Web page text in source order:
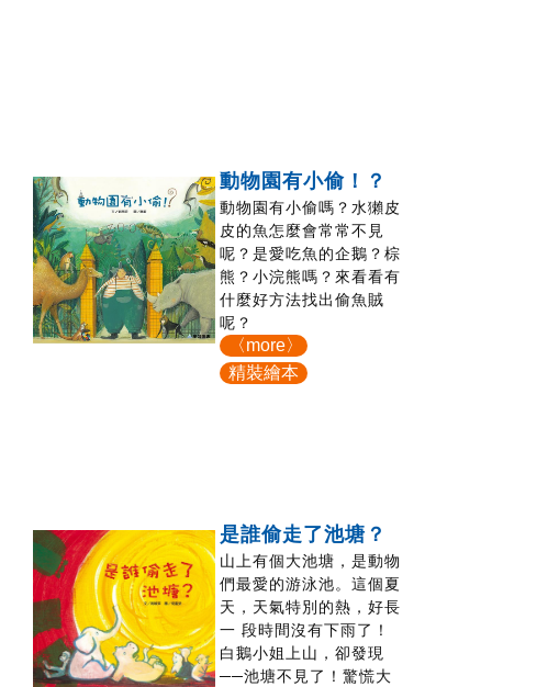
動物園有小偷！？
動物園有小偷嗎？水獺皮
皮的魚怎麼會常常不見
呢？是愛吃魚的企鵝？棕
熊？小浣熊嗎？來看看有
什麼好方法找出偷魚賊
呢？
〈more〉
精裝繪本
是誰偷走了池塘？
山上有個大池塘，是動物
們最愛的游泳池。這個夏
天，天氣特別的熱，好長
一 段時間沒有下雨了！
白鵝小姐上山，卻發現
──池塘不見了！驚慌大